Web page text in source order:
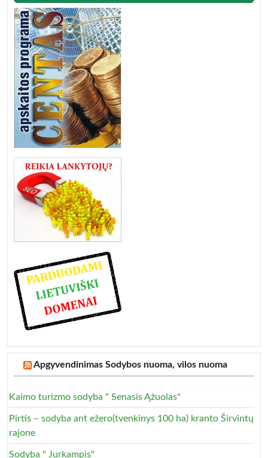
Apgyvendinimas Sodybos nuoma, vilos nuoma
Kaimo turizmo sodyba " Senasis Ąžuolas"
Pirtis – sodyba ant ežero(tvenkinys 100 ha) kranto Širvintų
rajone
Sodyba " Jurkampis"